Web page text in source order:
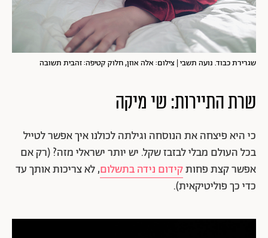
שגרירת כבוד. נועה תשבי | צילום: אלה אוזן, חלוק קטיפה: זהבית תשובה
שרת התיירות: שי מיקה
כי היא פיצחה את הנוסחה וגילתה לכולנו איך אפשר לטייל
בכל העולם מבלי לבזבז שקל. יש יותר ישראלי מזה? (רק אם
אפשר קצת פחותקידום נידה בתשלום, לא צריכות אותך עד
כדי כך פוליטיקאית).